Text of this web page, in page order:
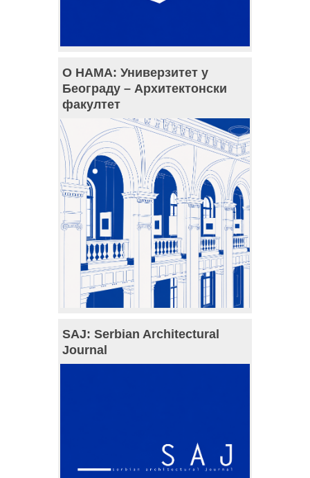
О НАМА: Универзитет у
Београду – Архитектонски
факултет
SAJ: Serbian Architectural
Journal